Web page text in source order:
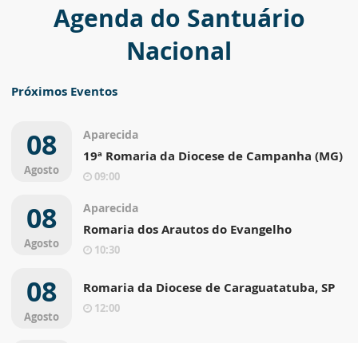
Agenda do Santuário
Nacional
Próximos Eventos
08
Agosto
Aparecida
19ª Romaria da Diocese de Campanha (MG)
09:00
08
Agosto
Aparecida
Romaria dos Arautos do Evangelho
10:30
08
Agosto
Romaria da Diocese de Caraguatatuba, SP
12:00